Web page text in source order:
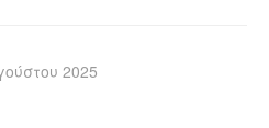
2025